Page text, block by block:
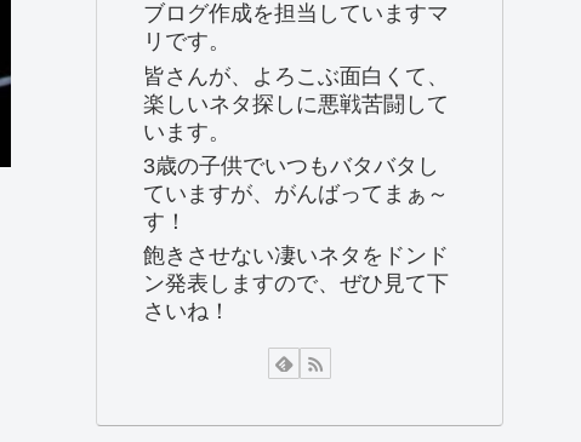
ブログ作成を担当していますマ
リです。
皆さんが、よろこぶ面白くて、
楽しいネタ探しに悪戦苦闘して
います。
3歳の子供でいつもバタバタし
ていますが、がんばってまぁ～
す！
飽きさせない凄いネタをドンド
ン発表しますので、ぜひ見て下
さいね！